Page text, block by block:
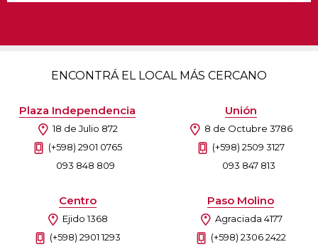
ENCONTRÁ EL LOCAL MÁS CERCANO
Plaza Independencia
18 de Julio 872
(+598) 2901 0765
093 848 809
Unión
8 de Octubre 3786
(+598) 2509 3127
093 847 813
Centro
Ejido 1368
(+598) 2901 1293
Paso Molino
Agraciada 4177
(+598) 2306 2422